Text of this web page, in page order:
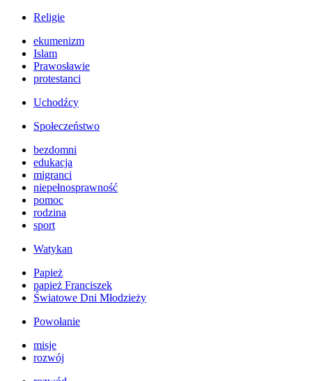
Religie
ekumenizm
Islam
Prawosławie
protestanci
Uchodźcy
Społeczeństwo
bezdomni
edukacja
migranci
niepełnosprawność
pomoc
rodzina
sport
Watykan
Papież
papież Franciszek
Światowe Dni Młodzieży
Powołanie
misje
rozwój